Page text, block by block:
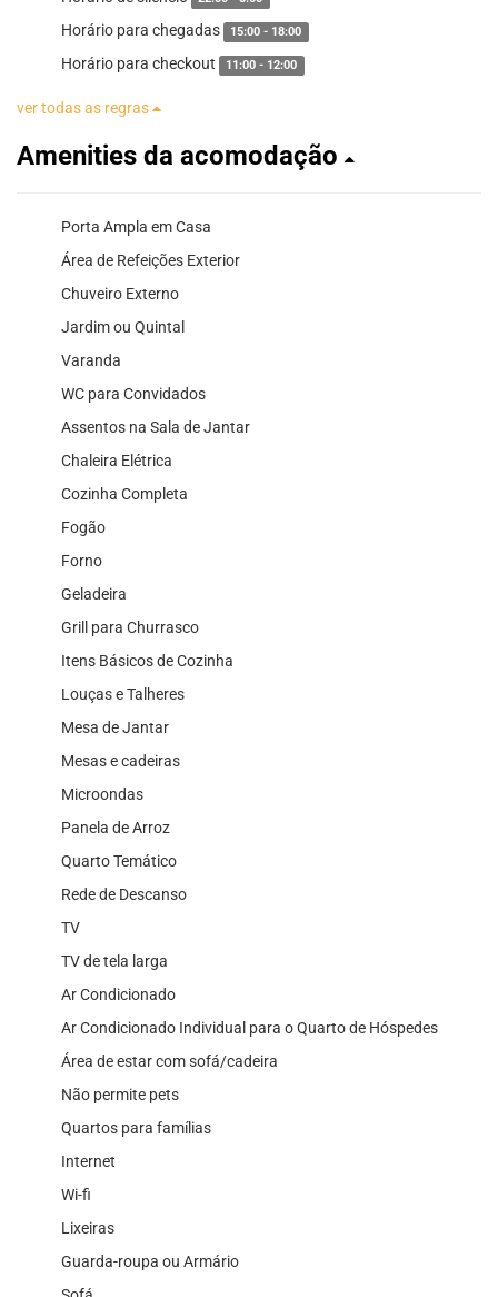
Horário para chegadas 15:00 - 18:00
Horário para checkout 11:00 - 12:00
ver todas as regras
Amenities da acomodação
Porta Ampla em Casa
Área de Refeições Exterior
Chuveiro Externo
Jardim ou Quintal
Varanda
WC para Convidados
Assentos na Sala de Jantar
Chaleira Elétrica
Cozinha Completa
Fogão
Forno
Geladeira
Grill para Churrasco
Itens Básicos de Cozinha
Louças e Talheres
Mesa de Jantar
Mesas e cadeiras
Microondas
Panela de Arroz
Quarto Temático
Rede de Descanso
TV
TV de tela larga
Ar Condicionado
Ar Condicionado Individual para o Quarto de Hóspedes
Área de estar com sofá/cadeira
Não permite pets
Quartos para famílias
Internet
Wi-fi
Lixeiras
Guarda-roupa ou Armário